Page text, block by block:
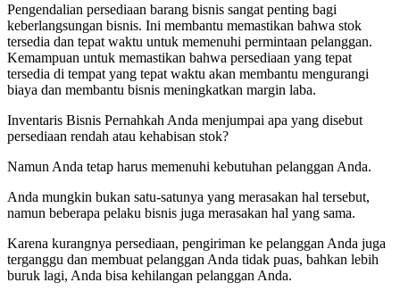
Pengendalian persediaan barang bisnis sangat penting bagi
keberlangsungan bisnis. Ini membantu memastikan bahwa stok
tersedia dan tepat waktu untuk memenuhi permintaan pelanggan.
Kemampuan untuk memastikan bahwa persediaan yang tepat
tersedia di tempat yang tepat waktu akan membantu mengurangi
biaya dan membantu bisnis meningkatkan margin laba.
Inventaris Bisnis Pernahkah Anda menjumpai apa yang disebut
persediaan rendah atau kehabisan stok?
Namun Anda tetap harus memenuhi kebutuhan pelanggan Anda.
Anda mungkin bukan satu-satunya yang merasakan hal tersebut,
namun beberapa pelaku bisnis juga merasakan hal yang sama.
Karena kurangnya persediaan, pengiriman ke pelanggan Anda juga
terganggu dan membuat pelanggan Anda tidak puas, bahkan lebih
buruk lagi, Anda bisa kehilangan pelanggan Anda.